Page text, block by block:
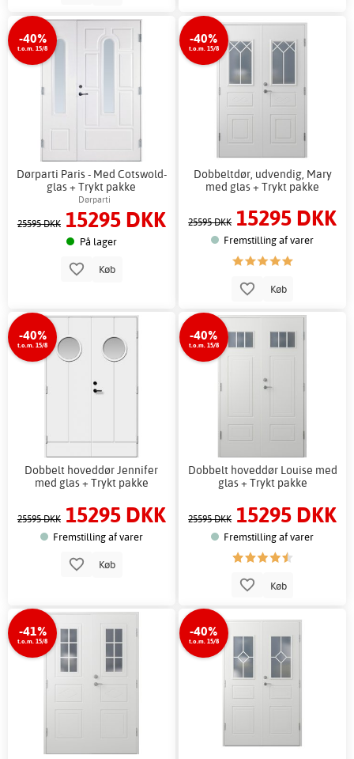
-40%
t.o.m. 15/8
Dørparti Paris - Med Cotswold-
glas + Trykt pakke
Dørparti
25595 DKK 15295 DKK
På lager
Køb
-40%
t.o.m. 15/8
Dobbeltdør, udvendig, Mary
med glas + Trykt pakke
25595 DKK 15295 DKK
Fremstilling af varer
Køb
-40%
t.o.m. 15/8
Dobbelt hoveddør Jennifer
med glas + Trykt pakke
25595 DKK 15295 DKK
Fremstilling af varer
Køb
-40%
t.o.m. 15/8
Dobbelt hoveddør Louise med
glas + Trykt pakke
25595 DKK 15295 DKK
Fremstilling af varer
Køb
-41%
t.o.m. 15/8
-40%
t.o.m. 15/8